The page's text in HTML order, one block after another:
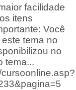
facilidade
itens
Você
tema no
no
tema...